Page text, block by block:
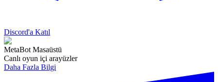
Discord'a Katıl
MetaBot Masaüstü
Canlı oyun içi arayüzler
Daha Fazla Bilgi